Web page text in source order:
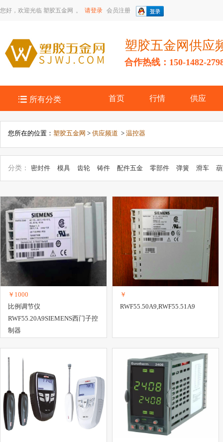
您好，欢迎光临 塑胶五金网 。 请登录 会员注册
塑胶五金网供应
合作热线：150-1482-
 所有分类 首页 行情 供应
您所在的位置： 塑胶五金网 > 供应频道 > 温控器
分类： 密封件 模具 齿轮 铸件 配件五金 零部件 弹簧 滑车
传动件
轴承 链条、链轮 润滑器 焊接设备与材料 电焊机
千斤顶
件
脚轮、万向轮 滚筒 卸扣 紧固件 液压元件 船用五金配件
管
珠、滚珠
密封、润滑 喷头 液压辅件 起重件 卡箍、抱
￥1000
比例调节仪
RWF55.20A9SIEMENS西门子控
制器
￥
RWF55.50A9,RWF55.51A9